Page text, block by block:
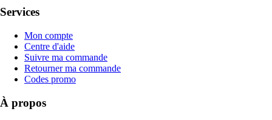
Services
Mon compte
Centre d'aide
Suivre ma commande
Retourner ma commande
Codes promo
À propos